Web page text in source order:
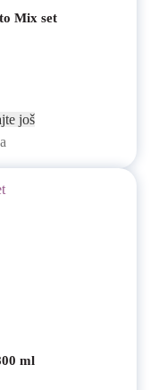
Mix set
7.395,00 RSD.
cena je: 6.340,00
još
ml